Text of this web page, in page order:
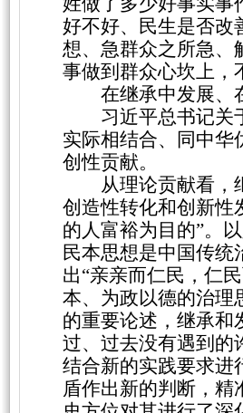
好不好、民生是否改
想、急群众之所急、
事做到群众心坎上，
在继承中发展、
习近平总书记关
实际相结合、同中华
创性贡献。
从理论贡献看，
创造性转化和创新性
的人富裕为目的”。
民本思想是中国传统
出“亲亲而仁民，仁
本、为政以德的治理
的重要论述，继承和
过、过去没有遇到的
结合新的实践要求进
盾作出新的判断，精